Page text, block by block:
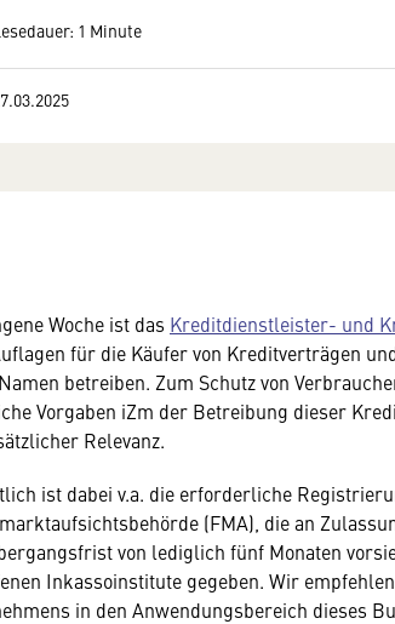
1 Minute
Woche ist das Kreditdienstleister- und
für die Käufer von Kreditverträgen
betreiben. Zum Schutz von
Vorgaben iZm der Betreibung dieser
Relevanz.
ist dabei v.a. die erforderliche
(FMA), die an
von lediglich fünf Monaten
Inkassoinstitute gegeben. Wir
in den Anwendungsbereich dieses